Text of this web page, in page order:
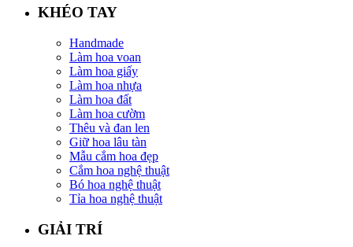
KHÉO TAY
Handmade
Làm hoa voan
Làm hoa giấy
Làm hoa nhựa
Làm hoa đất
Làm hoa cườm
Thêu và đan len
Giữ hoa lâu tàn
Mẫu cắm hoa đẹp
Cắm hoa nghệ thuật
Bó hoa nghệ thuật
Tỉa hoa nghệ thuật
GIẢI TRÍ